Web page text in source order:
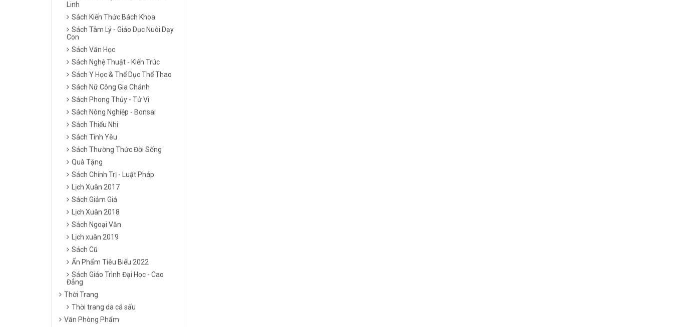
Linh
Sách Kiến Thức Bách Khoa
Sách Tâm Lý - Giáo Dục Nuôi Dạy
Con
Sách Văn Học
Sách Nghệ Thuật - Kiến Trúc
Sách Y Học & Thể Dục Thể Thao
Sách Nữ Công Gia Chánh
Sách Phong Thủy - Tử Vi
Sách Nông Nghiệp - Bonsai
Sách Thiếu Nhi
Sách Tình Yêu
Sách Thường Thức Đời Sống
Quà Tặng
Sách Chính Trị - Luật Pháp
Lịch Xuân 2017
Sách Giảm Giá
Lịch Xuân 2018
Sách Ngoại Văn
Lịch xuân 2019
Sách Cũ
Ấn Phẩm Tiêu Biểu 2022
Sách Giáo Trình Đại Học - Cao
Đẳng
Thời Trang
Thời trang da cá sấu
Văn Phòng Phẩm